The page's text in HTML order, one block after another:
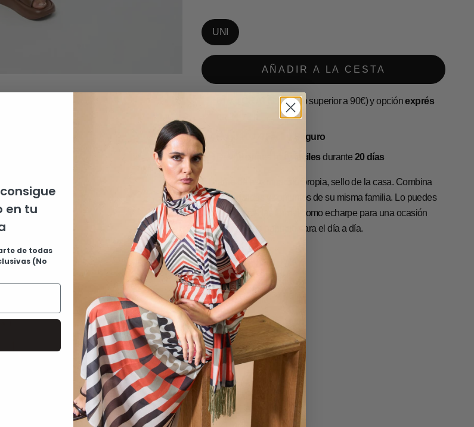
UNI
AÑADIR A LA CESTA
(pedido superior a 90€) y opciónexprés
Fácil y Seguro
muy fáciles durante 20 días
Echarpe de estampación propia, sello de la casa. Combina
con los vestidos y conjuntos de su misma familia. Lo puedes
llevar de forma las formal como echarpe para una ocasión
especial , o tipo pañuelo para el día a día.
Guia de Tallas
Detalles y cuidados
Ref: 351E02-MM
en tu
de todas
(No